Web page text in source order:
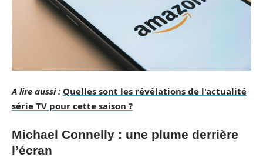
A lire aussi : Quelles sont les révélations de l'actualité
série TV pour cette saison ?
Michael Connelly : une plume derrière
l’écran